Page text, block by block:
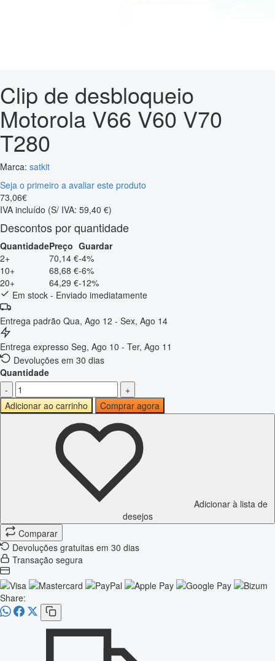
Clip de desbloqueio
Motorola V66 V60 V70
T280
Marca: satkit
Seja o primeiro a avaliar este produto
73,06€
IVA incluído (S/ IVA: 59,40 €)
Descontos por quantidade
QuantidadePreço Guardar
2+
70,14 €-4%
10+
68,68 €-6%
20+
64,29 €-12%
Em stock - Enviado imediatamente
Entrega padrão Qua, Ago 12 - Sex, Ago 14
Entrega expresso Seg, Ago 10 - Ter, Ago 11
Devoluções em 30 dias
Quantidade
-
+
Adicionar ao carrinho
Comprar agora
Adicionar à lista de
desejos
Comparar
Devoluções gratuitas em 30 dias
Transação segura
Share: